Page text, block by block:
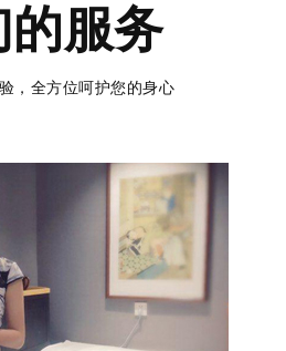
的服务
，全方位呵护您的身心